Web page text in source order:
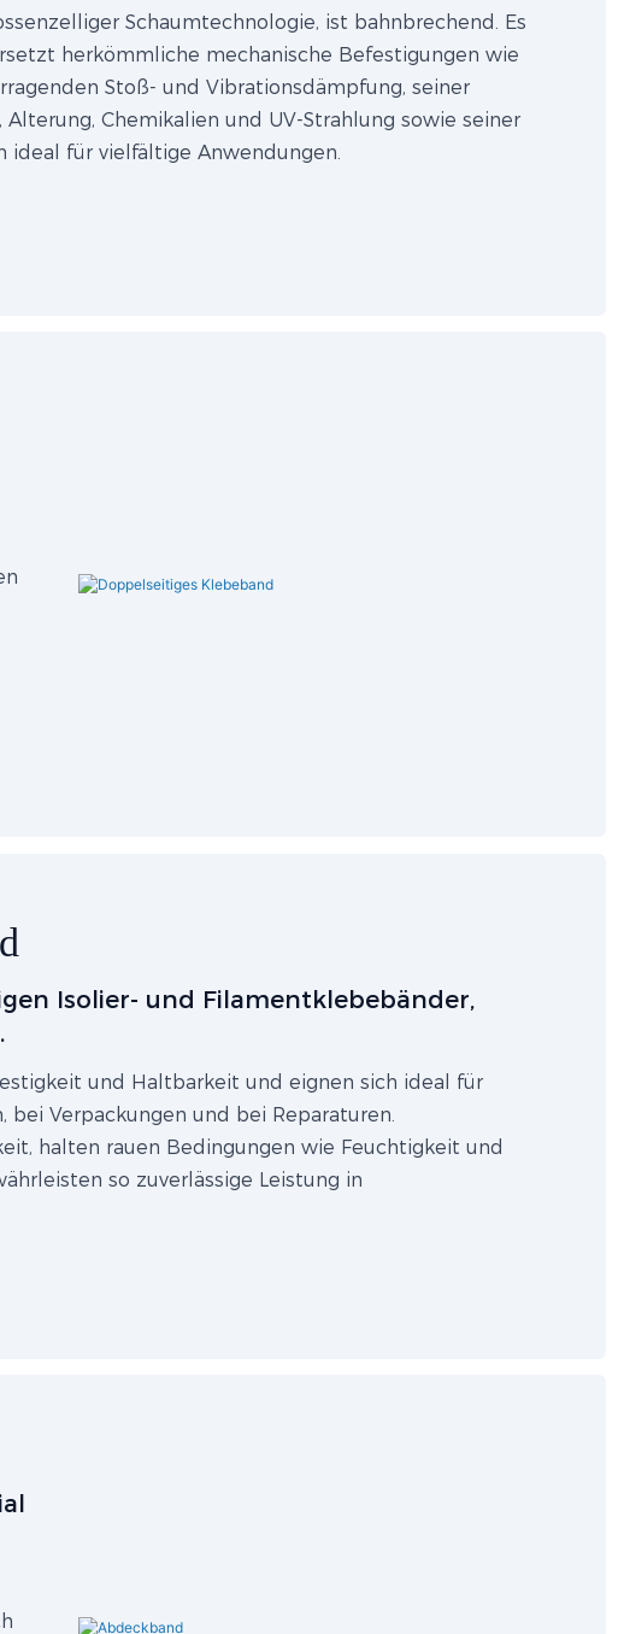
Schaumtechnologie, ist bahnbrechend. Es
herkömmliche mechanische Befestigungen wie
Stoß- und Vibrationsdämpfung, seiner
Chemikalien und UV-Strahlung sowie seiner
ideal für vielfältige Anwendungen.
Isolier- und Filamentklebebänder,
und Haltbarkeit und eignen sich ideal für
bei Verpackungen und bei Reparaturen.
halten rauen Bedingungen wie Feuchtigkeit und
so zuverlässige Leistung in